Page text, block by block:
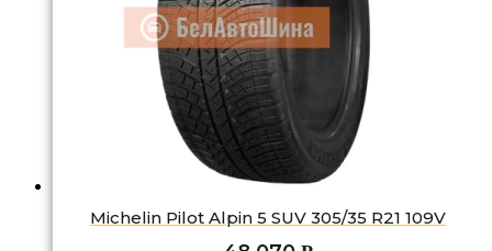
Michelin Pilot Alpin 5 SUV 305/35 R21 109V